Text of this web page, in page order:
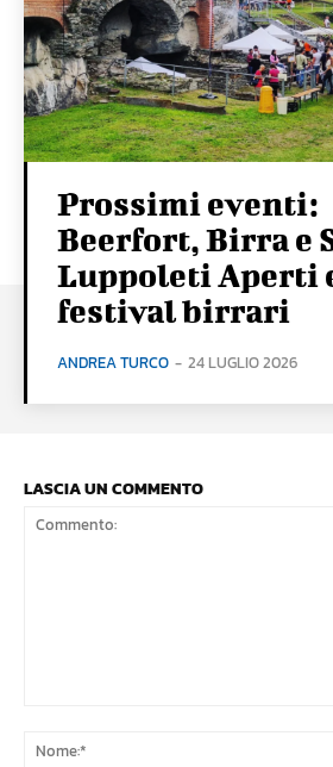
Prossimi eventi:
Beerfort, Birra e
Luppoleti Aperti
festival birrari
ANDREA TURCO - 24 LUGLIO 2026
LASCIA UN COMMENTO